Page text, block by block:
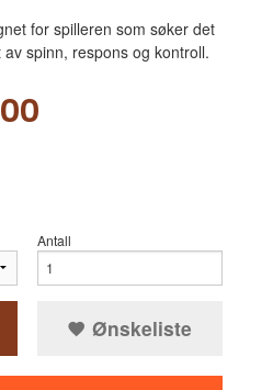
for spilleren som søker det
spinn, respons og kontroll.
Antall
Ønskeliste